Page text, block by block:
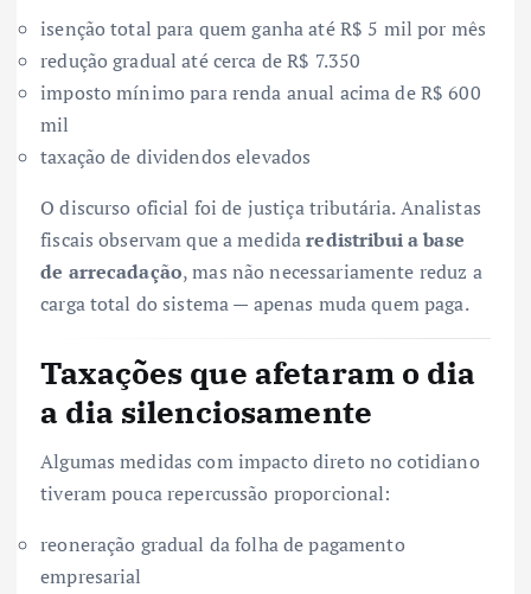
isenção total para quem ganha até R$ 5 mil por mês
redução gradual até cerca de R$ 7.350
imposto mínimo para renda anual acima de R$ 600
mil
taxação de dividendos elevados
O discurso oficial foi de justiça tributária. Analistas
fiscais observam que a medidaredistribui a base
de arrecadação, mas não necessariamente reduz a
carga total do sistema — apenas muda quem paga.
Taxações que afetaram o dia
a dia silenciosamente
Algumas medidas com impacto direto no cotidiano
tiveram pouca repercussão proporcional:
reoneração gradual da folha de pagamento
empresarial